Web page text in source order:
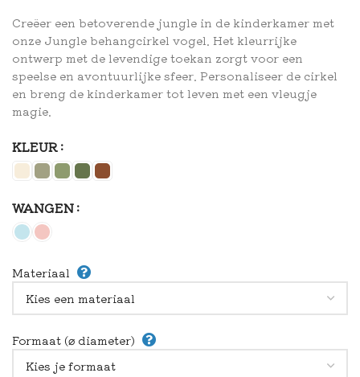
Creëer een betoverende jungle in de kinderkamer met
onze Jungle behangcirkel vogel. Het kleurrijke
ontwerp met de levendige toekan zorgt voor een
speelse en avontuurlijke sfeer. Personaliseer de cirkel
en breng de kinderkamer tot leven met een vleugje
magie.
KLEUR
WANGEN
Materiaal
Formaat (⌀ diameter)